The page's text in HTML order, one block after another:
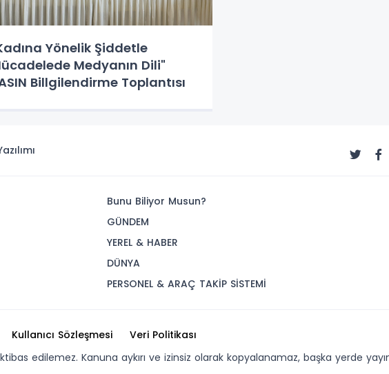
Yönelik Şiddetle
Medyanın Dili"
Billgilendirme Toplantısı
Bunu Biliyor Musun?
GÜNDEM
YEREL & HABER
DÜNYA
PERSONEL & ARAÇ TAKİP SİSTEMİ
Kullanıcı Sözleşmesi
Veri Politikası
edilemez. Kanuna aykırı ve izinsiz olarak kopyalanamaz, başka yerde